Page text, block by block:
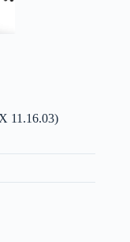
11.16.03)